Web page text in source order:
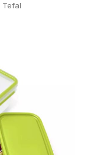
Tefal